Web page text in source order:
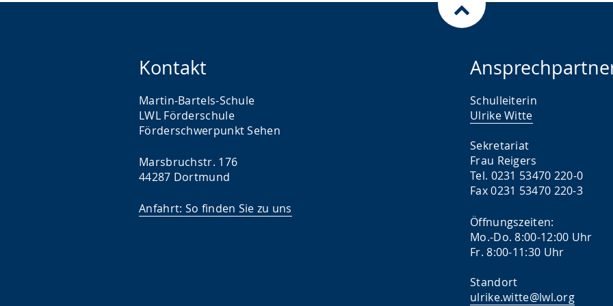
Kontakt
Martin-Bartels-Schule
LWL Förder­schule
Förderschwer­punkt Sehen
Marsbruchstr. 176
44287 Dortmund
Anfahrt: So finden Sie zu uns
Schulleiterin
Ulrike Witte
Sekretariat
Frau Reigers
Tel. 0231 53470 220-0
Fax 0231 53470 220-3
Öffnungszeiten:
Mo.-Do. 8:00-12:00 Uhr
Fr. 8:00-11:30 Uhr
Standort
ulrike.witte@lwl.org